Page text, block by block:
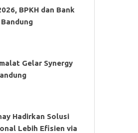
BPKH dan Bank
Gelar Synergy
Hadirkan Solusi
Lebih Efisien via